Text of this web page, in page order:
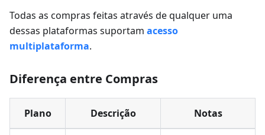
Todas as compras feitas através de qualquer uma
dessas plataformas suportam acesso
multiplataforma.
Diferença entre Compras
Plano Descrição Notas